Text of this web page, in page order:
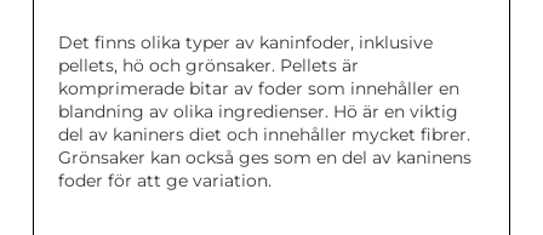
Det finns olika typer av kaninfoder, inklusive
pellets, hö och grönsaker. Pellets är
komprimerade bitar av foder som innehåller en
blandning av olika ingredienser. Hö är en viktig
del av kaniners diet och innehåller mycket fibrer.
Grönsaker kan också ges som en del av kaninens
foder för att ge variation.